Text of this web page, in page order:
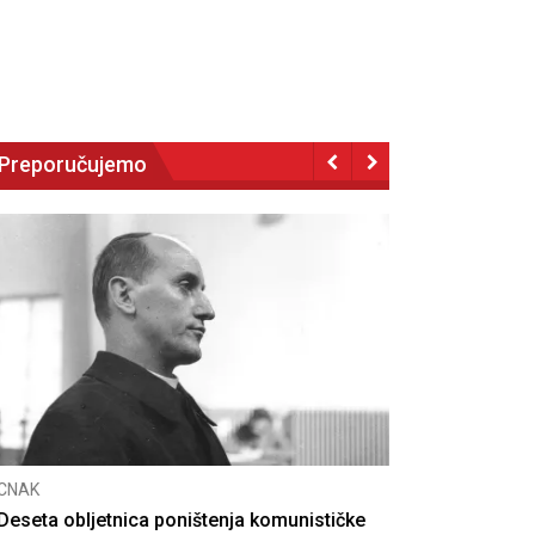
Preporučujemo
obljetnica poništenja komunističke